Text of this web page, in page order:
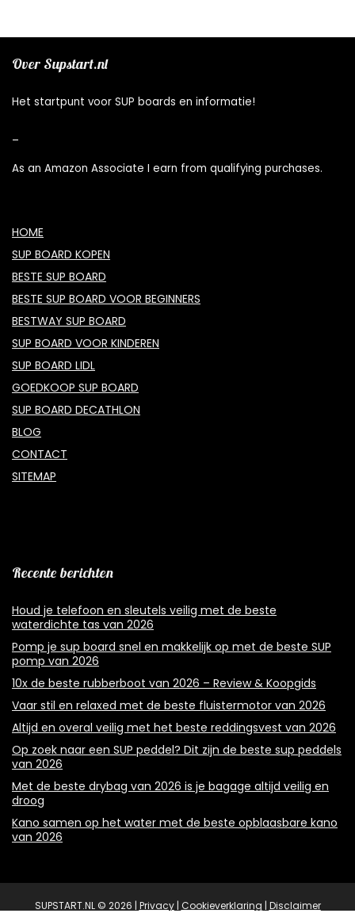
Over Supstart.nl
Het startpunt voor SUP boards en informatie!
As an Amazon Associate I earn from qualifying purchases.
HOME
SUP BOARD KOPEN
BESTE SUP BOARD
BESTE SUP BOARD VOOR BEGINNERS
BESTWAY SUP BOARD
SUP BOARD VOOR KINDEREN
SUP BOARD LIDL
GOEDKOOP SUP BOARD
SUP BOARD DECATHLON
BLOG
CONTACT
SITEMAP
Recente berichten
Houd je telefoon en sleutels veilig met de beste
waterdichte tas van 2026
Pomp je sup board snel en makkelijk op met de beste SUP
pomp van 2026
10x de beste rubberboot van 2026 – Review & Koopgids
Vaar stil en relaxed met de beste fluistermotor van 2026
Altijd en overal veilig met het beste reddingsvest van 2026
Op zoek naar een SUP peddel? Dit zijn de beste sup peddels
van 2026
Met de beste drybag van 2026 is je bagage altijd veilig en
droog
Kano samen op het water met de beste opblaasbare kano
van 2026
SUPSTART.NL © 2026 | Privacy| Cookieverklaring | Disclaimer